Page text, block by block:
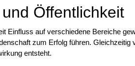
Öffentlichkeit
Einfluss auf verschiedene Bereiche
zum Erfolg führen. Gleichzeitig
entsteht.